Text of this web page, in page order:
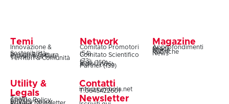
Temi
Innovazione &
Sostenibilità
Design & Cultura
Coesione & Reti
Territori & Comunità
Network
Comitato Promotori
(54)
Comitato Scientifico
(73)
Soci (160)
Autori (106)
Partner (139)
Magazine
Approfondimenti
Snack
Storie
Rubriche
News
Utility &
Legals
Team
Cookie Policy
Privacy Policy
Contatti
info@symbola.net
T.0645422601
Newsletter